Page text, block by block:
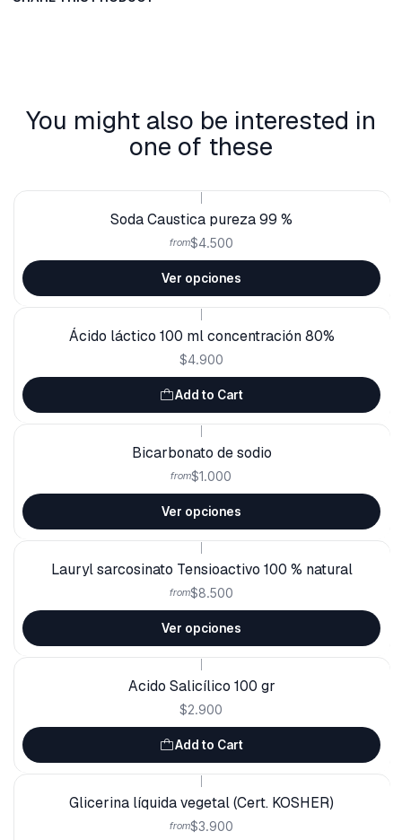
You might also be interested in
one of these
Soda Caustica pureza 99 %
from$4.500
Ver opciones
Ácido láctico 100 ml concentración 80%
$4.900
Add to Cart
Bicarbonato de sodio
from$1.000
Ver opciones
Lauryl sarcosinato Tensioactivo 100 % natural
from$8.500
Ver opciones
Acido Salicílico 100 gr
$2.900
Add to Cart
Glicerina líquida vegetal (Cert. KOSHER)
from$3.900